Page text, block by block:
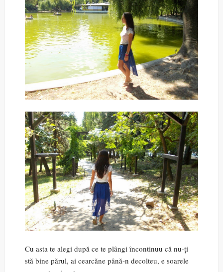
Cu asta te alegi după ce te plângi încontinuu că nu-ți
stă bine părul, ai cearcăne până-n decolteu, e soarele